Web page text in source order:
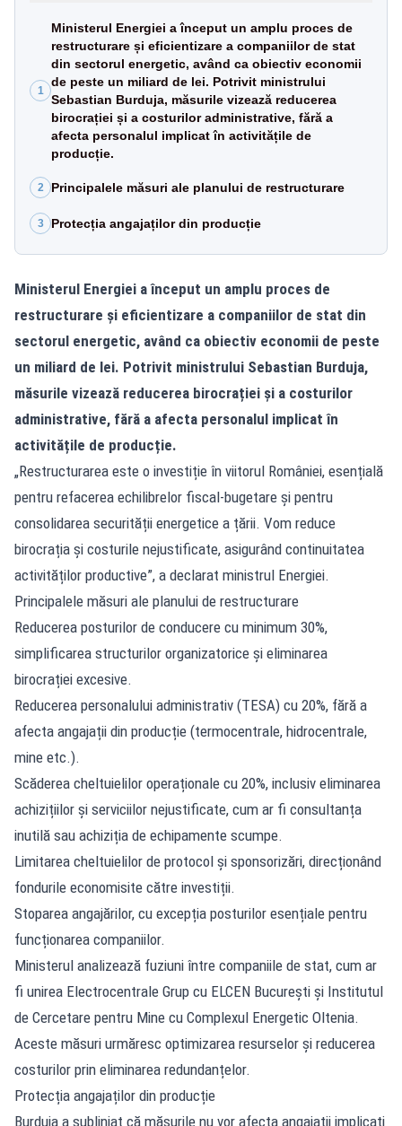
1
Ministerul Energiei a început un amplu proces de
restructurare și eficientizare a companiilor de stat
din sectorul energetic, având ca obiectiv economii
de peste un miliard de lei. Potrivit ministrului
Sebastian Burduja, măsurile vizează reducerea
birocrației și a costurilor administrative, fără a
afecta personalul implicat în activitățile de
producție.
2 Principalele măsuri ale planului de restructurare
3 Protecția angajaților din producție
Ministerul Energiei a început un amplu proces de
restructurare și eficientizare a companiilor de stat din
sectorul energetic, având ca obiectiv economii de peste
un miliard de lei. Potrivit ministrului Sebastian Burduja,
măsurile vizează reducerea birocrației și a costurilor
administrative, fără a afecta personalul implicat în
activitățile de producție.
„Restructurarea este o investiție în viitorul României, esențială
pentru refacerea echilibrelor fiscal-bugetare și pentru
consolidarea securității energetice a țării. Vom reduce
birocrația și costurile nejustificate, asigurând continuitatea
activităților productive”, a declarat ministrul Energiei.
Principalele măsuri ale planului de restructurare
Reducerea posturilor de conducere cu minimum 30%,
simplificarea structurilor organizatorice și eliminarea
birocrației excesive.
Reducerea personalului administrativ (TESA) cu 20%, fără a
afecta angajații din producție (termocentrale, hidrocentrale,
mine etc.).
Scăderea cheltuielilor operaționale cu 20%, inclusiv eliminarea
achizițiilor și serviciilor nejustificate, cum ar fi consultanța
inutilă sau achiziția de echipamente scumpe.
Limitarea cheltuielilor de protocol și sponsorizări, direcționând
fondurile economisite către investiții.
Stoparea angajărilor, cu excepția posturilor esențiale pentru
funcționarea companiilor.
Ministerul analizează fuziuni între companiile de stat, cum ar
fi unirea Electrocentrale Grup cu ELCEN București și Institutul
de Cercetare pentru Mine cu Complexul Energetic Oltenia.
Aceste măsuri urmăresc optimizarea resurselor și reducerea
costurilor prin eliminarea redundanțelor.
Protecția angajaților din producție
Burduja a subliniat că măsurile nu vor afecta angajații implicați